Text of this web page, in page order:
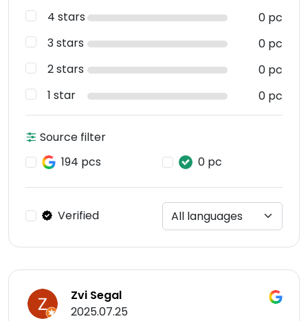
4 stars
0 pc
3 stars
0 pc
2 stars
0 pc
1 star
0 pc
Source filter
194 pcs
0 pc
Verified
Zvi Segal
2025.07.25